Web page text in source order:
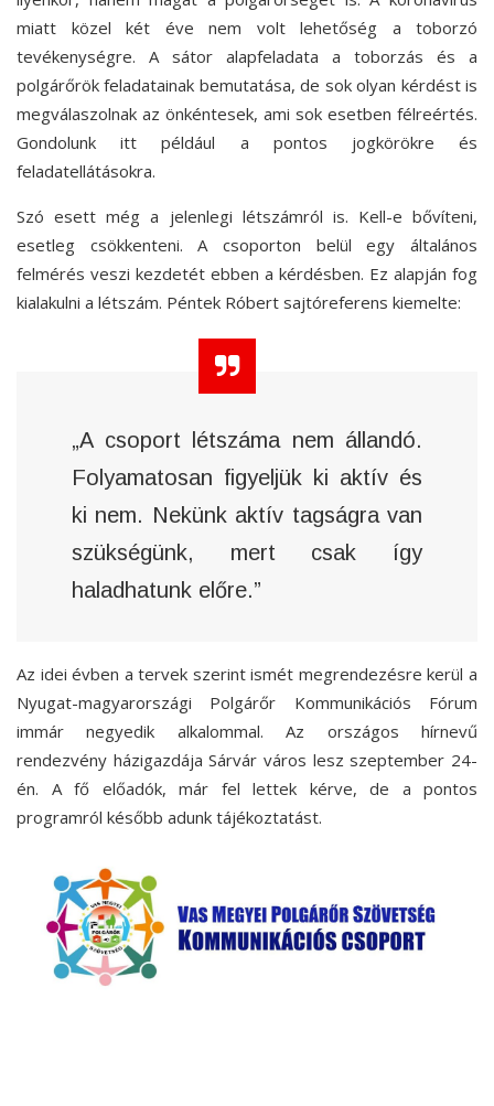
miatt közel két éve nem volt lehetőség a toborzó
tevékenységre. A sátor alapfeladata a toborzás és a
polgárőrök feladatainak bemutatása, de sok olyan kérdést is
megválaszolnak az önkéntesek, ami sok esetben félreértés.
Gondolunk itt például a pontos jogkörökre és
feladatellátásokra.
Szó esett még a jelenlegi létszámról is. Kell-e bővíteni,
esetleg csökkenteni. A csoporton belül egy általános
felmérés veszi kezdetét ebben a kérdésben. Ez alapján fog
kialakulni a létszám. Péntek Róbert sajtóreferens kiemelte:
„A csoport létszáma nem állandó.
Folyamatosan figyeljük ki aktív és
ki nem. Nekünk aktív tagságra van
szükségünk, mert csak így
haladhatunk előre.”
Az idei évben a tervek szerint ismét megrendezésre kerül a
Nyugat-magyarországi Polgárőr Kommunikációs Fórum
immár negyedik alkalommal. Az országos hírnevű
rendezvény házigazdája Sárvár város lesz szeptember 24-
én. A fő előadók, már fel lettek kérve, de a pontos
programról később adunk tájékoztatást.